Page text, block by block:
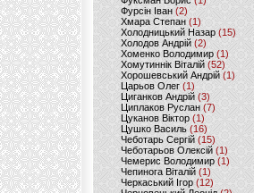
Фурсін Іван (2)
Хмара Степан(1)
Холодницький Назар(15)
Холодов Андрій (2)
Хоменко Володимир (1)
Хомутиннік Віталій (52)
Хорошевський Андрій (1)
Царьов Олег (1)
Циганков Андрій (3)
Циплаков Руслан(7)
Цуканов Віктор (1)
Цушко Василь (16)
Чеботарь Сергій (15)
Чеботарьов Олексій (1)
Чемерис Володимир (1)
Чепинога Віталій (1)
Черкаський Ігор (12)